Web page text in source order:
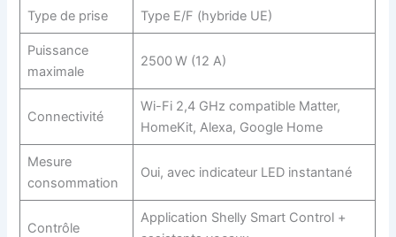
Type de prise Type E/F (hybride UE)
Puissance
maximale
2500 W (12 A)
Connectivité
Wi-Fi 2,4 GHz compatible Matter,
HomeKit, Alexa, Google Home
Mesure
consommation
Oui, avec indicateur LED instantané
Contrôle
Application Shelly Smart Control +